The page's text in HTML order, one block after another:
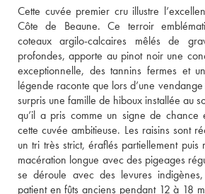
Cette cuvée premier cru illustre
Côte de Beaune. Ce terroir
coteaux argilo-calcaires mêlés de
profondes, apporte au pinot noir une
exceptionnelle, des tannins fermes et
légende raconte que lors d’une
surpris une famille de hiboux installée au
qu’il a pris comme un signe de chance
cette cuvée ambitieuse. Les raisins sont
un tri très strict, éraflés partiellement puis
macération longue avec des pigeages
se déroule avec des levures
patient en fûts anciens pendant 12 à 18